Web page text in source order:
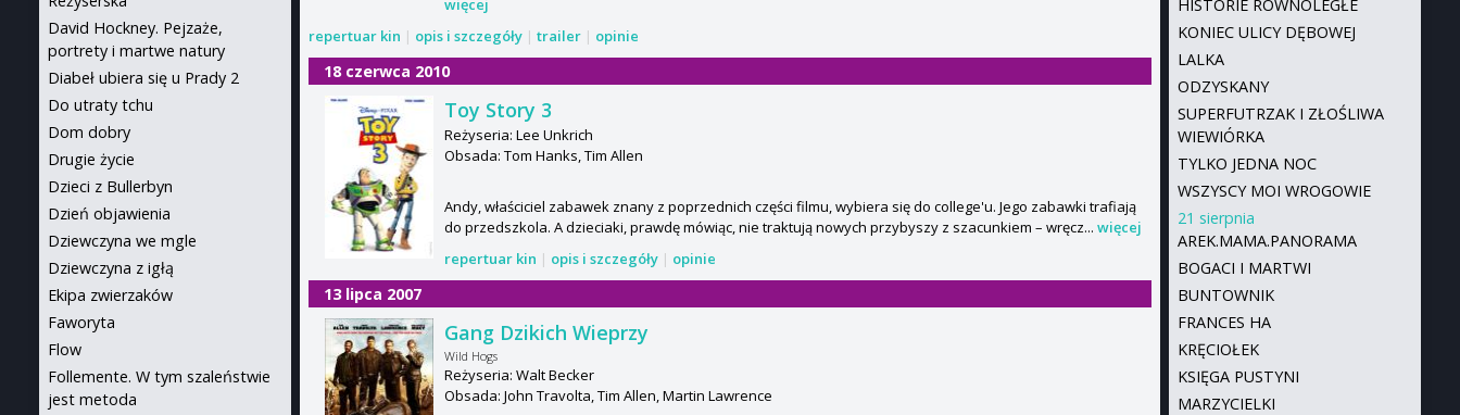
więcej
repertuar kin | opis i szczegóły | trailer | opinie
18 czerwca 2010
Toy Story 3
Reżyseria: Lee Unkrich
Obsada: Tom Hanks, Tim Allen
Andy, właściciel zabawek znany z poprzednich części filmu, wybiera się do college'u. Jego zabawki trafiają
do przedszkola. A dzieciaki, prawdę mówiąc, nie traktują nowych przybyszy z szacunkiem – wręcz... więcej
repertuar kin | opis i szczegóły | opinie
13 lipca 2007
Gang Dzikich Wieprzy
Wild Hogs
Reżyseria: Walt Becker
Obsada: John Travolta, Tim Allen, Martin Lawrence
HISTORIE RÓWNOLEGŁE
KONIEC ULICY DĘBOWEJ
LALKA
ODZYSKANY
SUPERFUTRZAK I ZŁOŚLIWA
WIEWIÓRKA
TYLKO JEDNA NOC
WSZYSCY MOI WROGOWIE
21 sierpnia
AREK.MAMA.PANORAMA
BOGACI I MARTWI
BUNTOWNIK
FRANCES HA
KRĘCIOŁEK
KSIĘGA PUSTYNI
MARZYCIELKI
David Hockney. Pejzaże,
portrety i martwe natury
Diabeł ubiera się u Prady 2
Do utraty tchu
Dom dobry
Drugie życie
Dzieci z Bullerbyn
Dzień objawienia
Dziewczyna we mgle
Dziewczyna z igłą
Ekipa zwierzaków
Faworyta
Flow
Follemente. W tym szaleństwie
jest metoda